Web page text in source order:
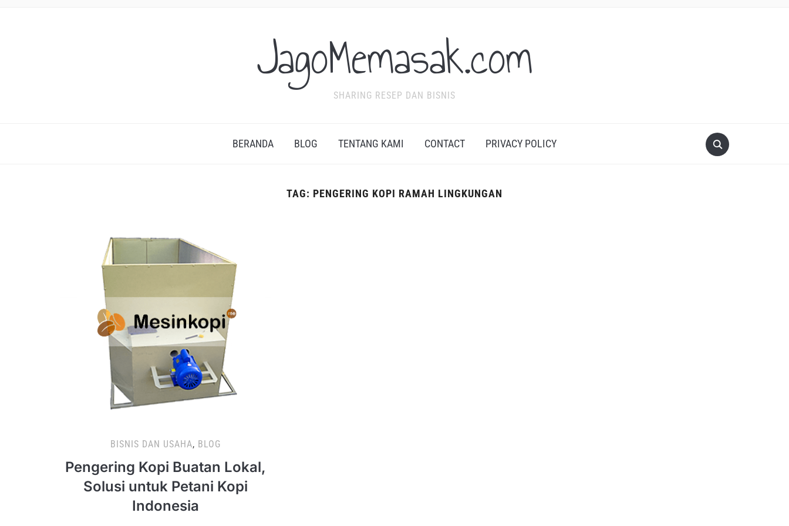
JagoMemasak.com
SHARING RESEP DAN BISNIS
BERANDA BLOG TENTANG KAMI CONTACT PRIVACY POLICY
TAG: PENGERING KOPI RAMAH LINGKUNGAN
BISNIS DAN USAHA, BLOG
Pengering Kopi Buatan Lokal,
Solusi untuk Petani Kopi
Indonesia